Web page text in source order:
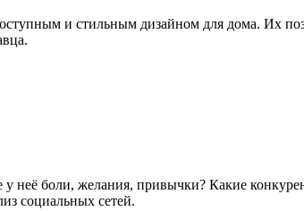
и стильным дизайном для дома. Их
неё боли, желания, привычки? Какие
социальных сетей.